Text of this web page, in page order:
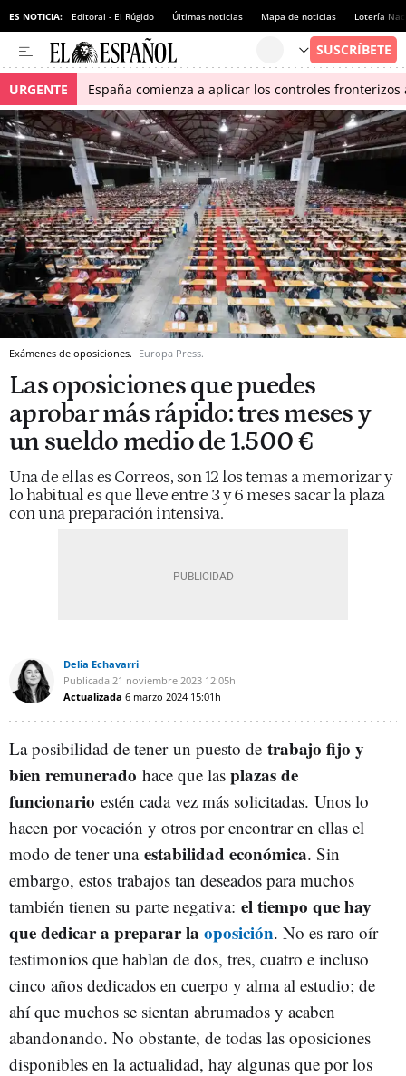
ES NOTICIA: Editoral - El Rúgido Últimas noticias Mapa de noticias Lotería
URGENTE España comienza a aplicar los controles
Exámenes de oposiciones. Europa Press.
Las oposiciones que puedes
aprobar más rápido: tres meses y
un sueldo medio de 1.500 €
Una de ellas es Correos, son 12 los temas a memorizar y
lo habitual es que lleve entre 3 y 6 meses sacar la plaza
con una preparación intensiva.
Delia Echavarri
Publicada 21 noviembre 2023 12:05h
Actualizada 6 marzo 2024 15:01h
La posibilidad de tener un puesto de trabajo fijo y
bien remunerado hace que las plazas de
funcionario estén cada vez más solicitadas. Unos lo
hacen por vocación y otros por encontrar en ellas el
modo de tener una estabilidad económica. Sin
embargo, estos trabajos tan deseados para muchos
también tienen su parte negativa: el tiempo que hay
que dedicar a preparar la oposición. No es raro oír
testimonios que hablan de dos, tres, cuatro e incluso
cinco años dedicados en cuerpo y alma al estudio; de
ahí que muchos se sientan abrumados y acaben
abandonando. No obstante, de todas las oposiciones
disponibles en la actualidad, hay algunas que por los